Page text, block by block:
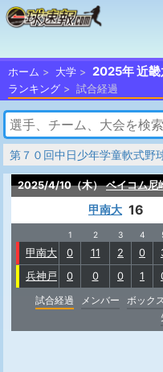
ホーム 大学 2025年 近
ランキング
試合経過
第７０回中日少年学童軟式野
2025/4/10（木） ベイコム尼
甲南大 16
1 2 3 4
甲南大 0 11 2 0
兵神戸
0 0 0 1
試合経過
メンバー ボック